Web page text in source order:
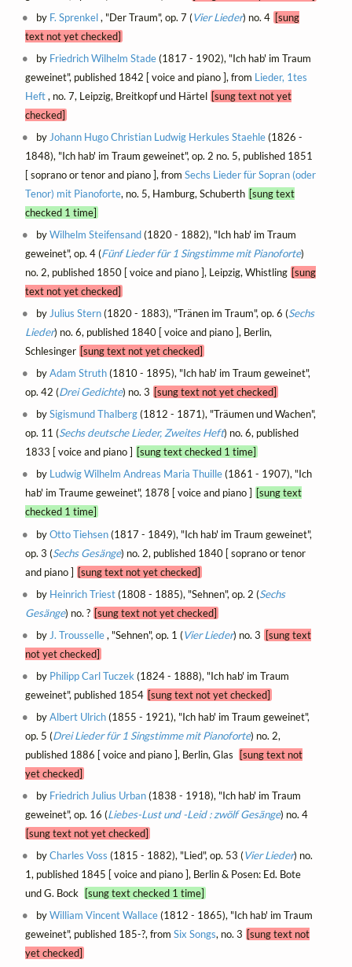
by F. Sprenkel, "Der Traum", op. 7 (Vier Lieder) no. 4 [sung
text not yet checked]
by Friedrich Wilhelm Stade(1817 - 1902), "Ich hab' im Traum
geweinet", published 1842 [ voice and piano ], from Lieder, 1tes
Heft, no. 7, Leipzig, Breitkopf und Härtel [sung text not yet
checked]
byJohann Hugo Christian Ludwig Herkules Staehle(1826 -
1848), "Ich hab' im Traum geweinet", op. 2 no. 5, published 1851
[ soprano or tenor and piano ], from Sechs Lieder für Sopran (oder
Tenor) mit Pianoforte, no. 5, Hamburg, Schuberth [sung text
checked 1 time]
byWilhelm Steifensand(1820 - 1882), "Ich hab' im Traum
geweinet", op. 4 (Fünf Lieder für 1 Singstimme mit Pianoforte)
no. 2, published 1850 [ voice and piano ], Leipzig, Whistling [sung
text not yet checked]
byJulius Stern(1820 - 1883), "Tränen im Traum", op. 6 (Sechs
Lieder) no. 6, published 1840 [ voice and piano ], Berlin,
Schlesinger [sung text not yet checked]
byAdam Struth(1810 - 1895), "Ich hab' im Traum geweinet",
op. 42 (Drei Gedichte) no. 3 [sung text not yet checked]
bySigismund Thalberg(1812 - 1871), "Träumen und Wachen",
op. 11 (Sechs deutsche Lieder, Zweites Heft) no. 6, published
1833 [ voice and piano ] [sung text checked 1 time]
by Ludwig Wilhelm Andreas Maria Thuille(1861 - 1907), "Ich
hab' im Traume geweinet", 1878 [ voice and piano ] [sung text
checked 1 time]
byOtto Tiehsen(1817 - 1849), "Ich hab' im Traum geweinet",
op. 3 (Sechs Gesänge) no. 2, published 1840 [ soprano or tenor
and piano ] [sung text not yet checked]
by Heinrich Triest(1808 - 1885), "Sehnen", op. 2 (Sechs
Gesänge) no. ? [sung text not yet checked]
by J. Trousselle, "Sehnen", op. 1 (Vier Lieder) no. 3[sung text
not yet checked]
by Philipp Carl Tuczek (1824 - 1888), "Ich hab' im Traum
geweinet", published 1854 [sung text not yet checked]
byAlbert Ulrich(1855 - 1921), "Ich hab' im Traum geweinet",
op. 5 (Drei Lieder für 1 Singstimme mit Pianoforte) no. 2,
published 1886 [ voice and piano ], Berlin, Glas
[sung text not
yet checked]
by Friedrich Julius Urban(1838 - 1918), "Ich hab' im Traum
geweinet", op. 16 (Liebes-Lust und -Leid : zwölf Gesänge) no. 4
[sung text not yet checked]
byCharles Voss (1815 - 1882), "Lied", op. 53 (Vier Lieder) no.
1, published 1845 [ voice and piano ], Berlin & Posen: Ed. Bote
und G. Bock
[sung text checked 1 time]
byWilliam Vincent Wallace(1812 - 1865), "Ich hab' im Traum
geweinet", published 185-?, from Six Songs, no. 3 [sung text not
yet checked]